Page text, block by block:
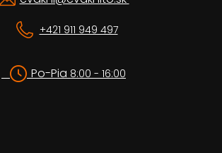
+421 911 949 497
Po-Pia 8:00 - 16:00